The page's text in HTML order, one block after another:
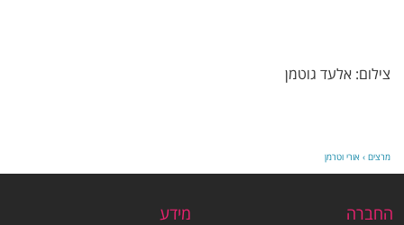
צילום: אלעד גוטמן
מרצים › אורי וטרמן
החברה מידע